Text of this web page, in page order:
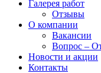
Галерея работ
Отзывы
О компании
Вакансии
Вопрос –
Новости и акции
Контакты